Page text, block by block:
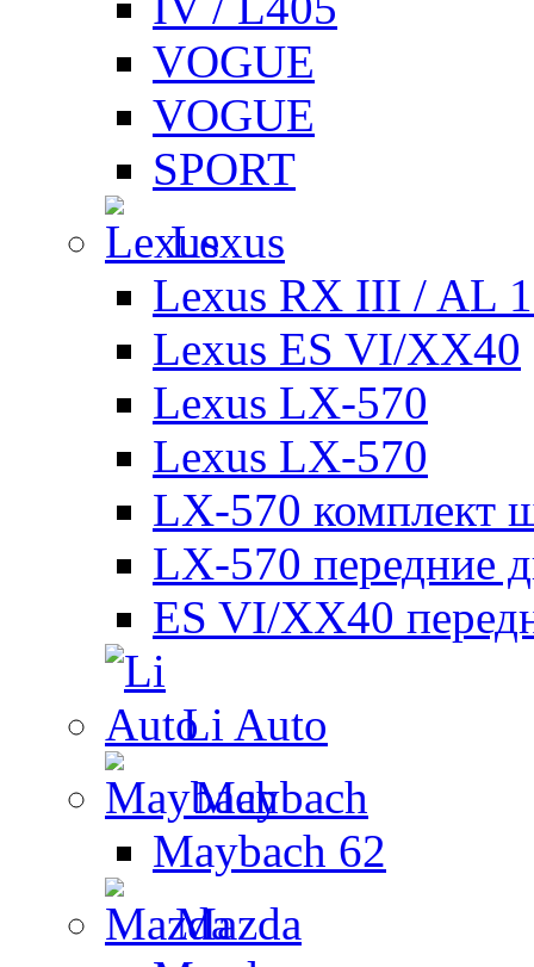
VOGUE
VOGUE
SPORT
Lexus
Lexus RX III / AL
Lexus ES VI/XX40
Lexus LX-570
Lexus LX-570
LX-570 комплект
LX-570 передние
ES VI/XX40
Li Auto
Maybach
Maybach 62
Mazda